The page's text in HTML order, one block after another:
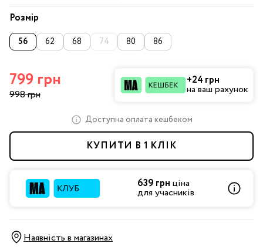
Розмір
56 62 68 74 80 86
799 грн
998 грн
+24 грн
на ваш рахунок
Доступна оплата кешбеком
КУПИТИ В 1 КЛІК
639 грн ціна
для учасників
Наявність в магазинах